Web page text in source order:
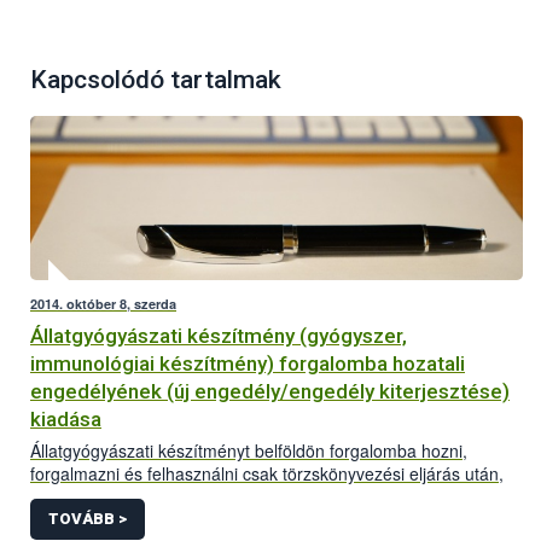
Kapcsolódó tartalmak
2014. október 8, szerda
Állatgyógyászati készítmény (gyógyszer,
immunológiai készítmény) forgalomba hozatali
engedélyének (új engedély/engedély kiterjesztése)
kiadása
Állatgyógyászati készítményt belföldön forgalomba hozni,
forgalmazni és felhasználni csak törzskönyvezési eljárás után,
forgalomba hozatali engedély birtokában lehet. A forgalomba
hozatali engedély kiadására/kiterjesztésére vonatkozó kérelmet
TOVÁBB >